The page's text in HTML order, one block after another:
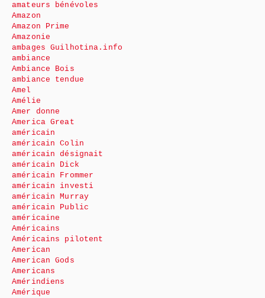
amateurs bénévoles
Amazon
Amazon Prime
Amazonie
ambages Guilhotina.info
ambiance
Ambiance Bois
ambiance tendue
Amel
Amélie
Amer donne
America Great
américain
américain Colin
américain désignait
américain Dick
américain Frommer
américain investi
américain Murray
américain Public
américaine
Américains
Américains pilotent
American
American Gods
Americans
Amérindiens
Amérique